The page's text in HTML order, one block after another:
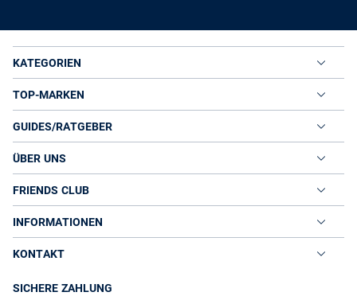
KATEGORIEN
TOP-MARKEN
GUIDES/RATGEBER
ÜBER UNS
FRIENDS CLUB
INFORMATIONEN
KONTAKT
SICHERE ZAHLUNG